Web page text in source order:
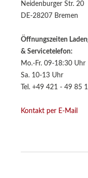
Neidenburger Str. 20
DE-28207 Bremen
Öffnungszeiten
& Servicetelefon:
Mo.-Fr. 09-18:30 Uhr
Sa. 10-13 Uhr
Tel. +49 421 - 49 85
Kontakt per E-Mail